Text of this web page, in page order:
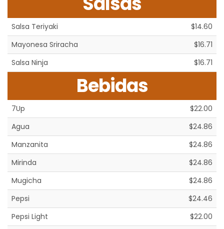
Salsa Teriyaki
$14.60
Mayonesa Sriracha
$16.71
Salsa Ninja
$16.71
Bebidas
7Up
$22.00
Agua
$24.86
Manzanita
$24.86
Mirinda
$24.86
Mugicha
$24.86
Pepsi
$24.46
Pepsi Light
$22.00